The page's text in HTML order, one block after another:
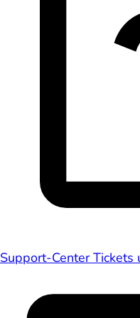
Support-Center Tickets